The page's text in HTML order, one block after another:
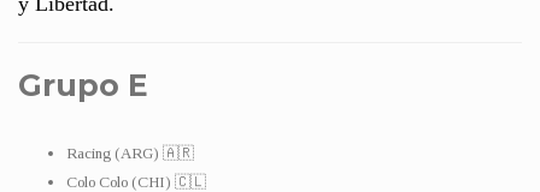
Grupo E
Racing (ARG) 🇦🇷
Colo Colo (CHI) 🇨🇱